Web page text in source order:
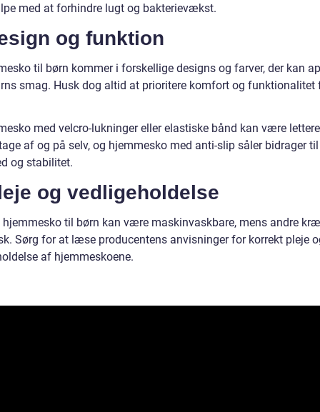
med at forhindre lugt og bakterievækst.
og funktion
til børn kommer i forskellige designs og farver, der kan
smag. Husk dog altid at prioritere komfort og funktionalitet
med velcro-lukninger eller elastiske bånd kan være
af og på selv, og hjemmesko med anti-slip såler bidrager
og stabilitet.
og vedligeholdelse
til børn kan være maskinvaskbare, mens andre
Sørg for at læse producentens anvisninger for korrekt pleje
af hjemmeskoene.